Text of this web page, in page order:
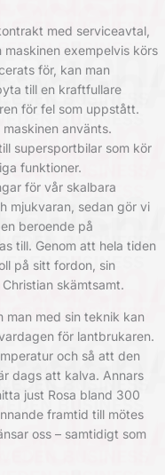
med serviceavtal,
exempelvis körs
för, kan man
till en kraftfullare
för fel som uppstått.
använts.
supersportbilar som kör
funktioner.
för vår skalbara
mjukvaran, sedan gör vi
beroende på
till. Genom att hela tiden
på sitt fordon, sin
skämtsamt.
man med sin teknik kan
för lantbrukaren.
och så att den
dags att kalva. Annars
just Rosa bland 300
framtid till mötes
oss – samtidigt som